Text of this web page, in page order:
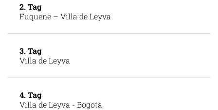
2. Tag
Fuquene – Villa de Leyva
3. Tag
Villa de Leyva
4. Tag
Villa de Leyva - Bogotá